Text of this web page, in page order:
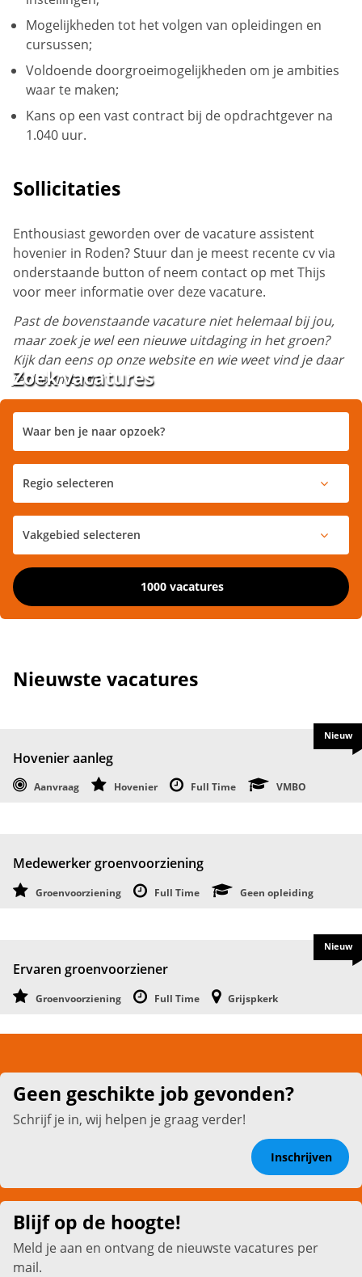
Mogelijkheden tot het volgen van opleidingen en
cursussen;
Voldoende doorgroeimogelijkheden om je ambities
waar te maken;
Kans op een vast contract bij de opdrachtgever na
1.040 uur.
Sollicitaties
Enthousiast geworden over de vacature assistent
hovenier in Roden? Stuur dan je meest recente cv via
onderstaande button of neem contact op met Thijs
voor meer informatie over deze vacature.
Past de bovenstaande vacature niet helemaal bij jou,
maar zoek je wel een nieuwe uitdaging in het groen?
Kijk dan eens op onze website en wie weet vind je daar
je droombaan!
Zoek vacatures
1000 vacatures
Nieuwste vacatures
Hovenier aanleg
Aanvraag Hovenier Full Time VMBO
Nieuw
Medewerker groenvoorziening
Groenvoorziening Full Time Geen opleiding
Ervaren groenvoorziener
Groenvoorziening Full Time Grijspkerk
Nieuw
Geen geschikte job gevonden?
Schrijf je in, wij helpen je graag verder!
Inschrijven
Blijf op de hoogte!
Meld je aan en ontvang de nieuwste vacatures per
mail.